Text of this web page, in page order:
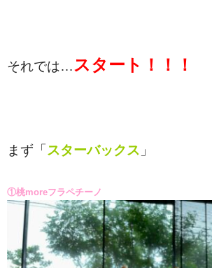
それでは…スタート！！！
まず「 スターバックス 」
①桃moreフラペチーノ